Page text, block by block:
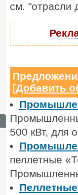
см. "отрасли
[Добавить
500 кВт, для
пеллетные
Сайт с
от 6500 руб.